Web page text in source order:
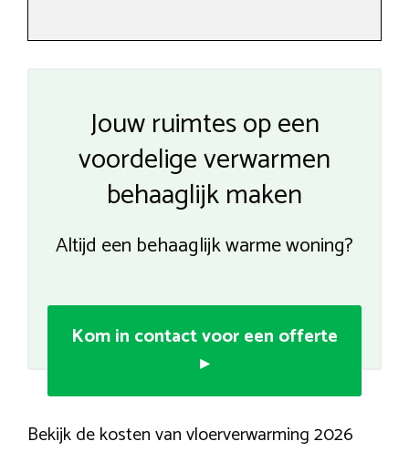
Jouw ruimtes op een
voordelige verwarmen
behaaglijk maken
Altijd een behaaglijk warme woning?
Kom in contact voor een offerte
▸
Bekijk de kosten van vloerverwarming 2026